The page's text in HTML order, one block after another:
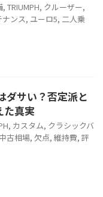
, TRIUMPH, クルーザー,
ナンス, ユーロ5, 二人乗
ダサい？否定派と
た真実
, カスタム, クラシックバ
中古相場, 欠点, 維持費, 評